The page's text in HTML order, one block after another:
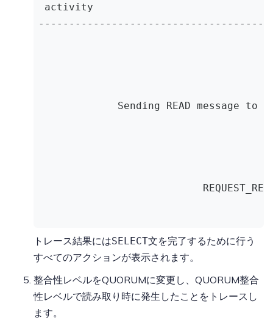
activity
Sending READ message to
トレース結果にはSELECT文を完了するために行う
すべてのアクションが表示されます。
整合性レベルをQUORUMに変更し、QUORUM整合
性レベルで読み取り時に発生したことをトレースし
ます。